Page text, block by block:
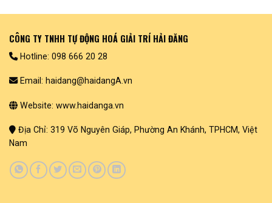
CÔNG TY TNHH TỰ ĐỘNG HOÁ GIẢI TRÍ HẢI ĐĂNG
Hotline: 098 666 20 28
Email: haidang@haidangA.vn
Website: www.haidanga.vn
Địa Chỉ: 319 Võ Nguyên Giáp, Phường An Khánh, TPHCM, Việt
Nam